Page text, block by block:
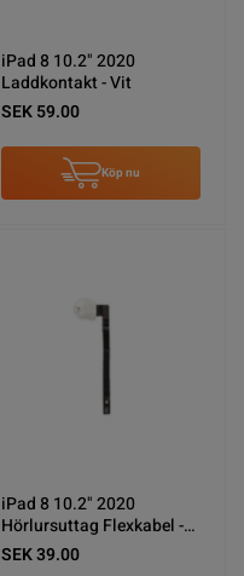
iPad 8 10.2" 2020
Laddkontakt - Vit
SEK 59.00
Köp nu
iPad 8 10.2" 2020
Hörlursuttag Flexkabel -
Vit
SEK 39.00